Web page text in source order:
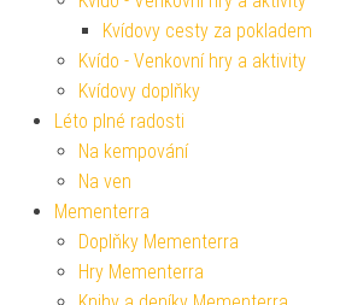
Kvídovy cesty za pokladem
Kvído - Venkovní hry a aktivity
Kvídovy doplňky
Léto plné radosti
Na kempování
Na ven
Mementerra
Doplňky Mementerra
Hry Mementerra